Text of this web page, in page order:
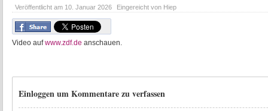
Veröffentlicht am 10. Januar 2026 Eingereicht von Hiep
Video aufwww.zdf.de anschauen.
Einloggen um Kommentare zu verfassen